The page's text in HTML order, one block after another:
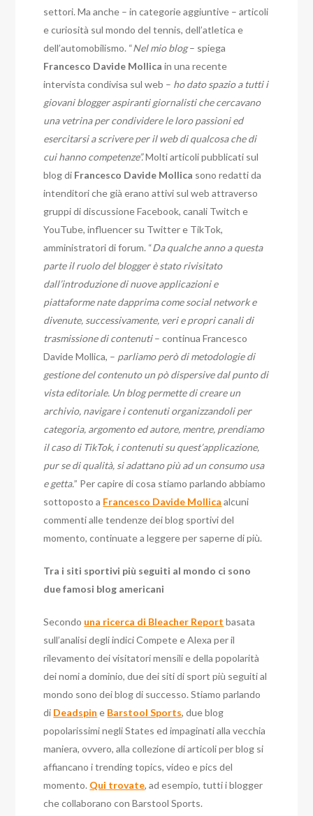
settori. Ma anche – in categorie aggiuntive – articoli
e curiosità sul mondo del tennis, dell’atletica e
dell’automobilismo. “Nel mio blog– spiega
Francesco Davide Mollica in una recente
intervista condivisa sul web – ho dato spazio a tutti i
giovani blogger aspiranti giornalisti che cercavano
una vetrina per condividere le loro passioni ed
esercitarsi a scrivere per il web di qualcosa che di
cui hanno competenze”.Molti articoli pubblicati sul
blog di Francesco Davide Mollica sono redatti da
intenditori che già erano attivi sul web attraverso
gruppi di discussione Facebook, canali Twitch e
YouTube, influencer su Twitter e TikTok,
amministratori di forum. “Da qualche anno a questa
parte il ruolo del blogger è stato rivisitato
dall’introduzione di nuove applicazioni e
piattaforme nate dapprima come social network e
divenute, successivamente, veri e propri canali di
trasmissione di contenuti– continua Francesco
Davide Mollica, – parliamo però di metodologie di
gestione del contenuto un pò dispersive dal punto di
vista editoriale. Un blog permette di creare un
archivio, navigare i contenuti organizzandoli per
categoria, argomento ed autore, mentre, prendiamo
il caso di TikTok, i contenuti su quest’applicazione,
pur se di qualità, si adattano più ad un consumo usa
e getta.” Per capire di cosa stiamo parlando abbiamo
sottoposto a Francesco Davide Mollica alcuni
commenti alle tendenze dei blog sportivi del
momento, continuate a leggere per saperne di più.
Tra i siti sportivi più seguiti al mondo ci sono
due famosi blog americani
Secondo una ricerca di Bleacher Report basata
sull’analisi degli indici Compete e Alexa per il
rilevamento dei visitatori mensili e della popolarità
dei nomi a dominio, due dei siti di sport più seguiti al
mondo sono dei blog di successo. Stiamo parlando
di Deadspin e Barstool Sports, due blog
popolarissimi negli States ed impaginati alla vecchia
maniera, ovvero, alla collezione di articoli per blog si
affiancano i trending topics, video e pics del
momento. Qui trovate, ad esempio, tutti i blogger
che collaborano con Barstool Sports.